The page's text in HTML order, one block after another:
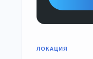
ЛОКАЦИЯ